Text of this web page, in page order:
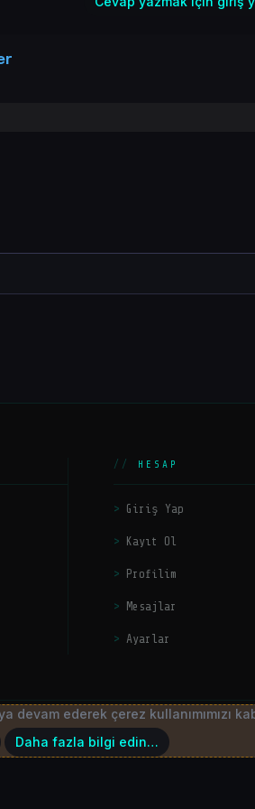
HESAP
Giriş Yap
Kayıt Ol
Profilim
Mesajlar
Ayarlar
devam ederek çerez kullanımımızı
Daha fazla bilgi edin…